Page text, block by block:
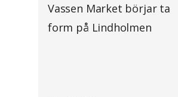
Vassen Market börjar ta
form på Lindholmen